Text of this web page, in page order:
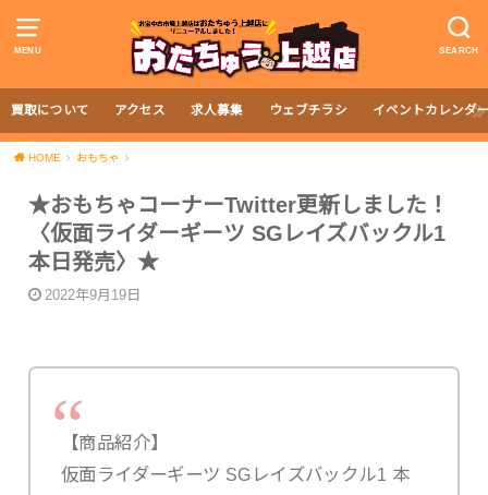
MENU SEARCH
買取について アクセス 求人募集 ウェブチラシ イベントカレンダ
HOME おもちゃ
★おもちゃコーナーTwitter更新しました！
〈仮面ライダーギーツ SGレイズバックル1
本日発売〉★
2022年9月19日
【商品紹介】
仮面ライダーギーツ SGレイズバックル1 本